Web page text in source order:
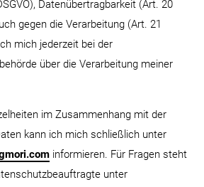
Datenübertragbarkeit (Art. 20
gegen die Verarbeitung (Art. 21
mich jederzeit bei der
über die Verarbeitung meiner
im Zusammenhang mit der
kann ich mich schließlich unter
informieren. Für Fragen steht
unter